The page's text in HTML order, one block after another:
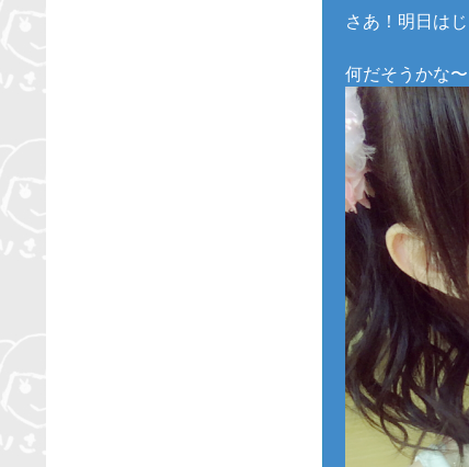
さあ！明日は
何だそうかな